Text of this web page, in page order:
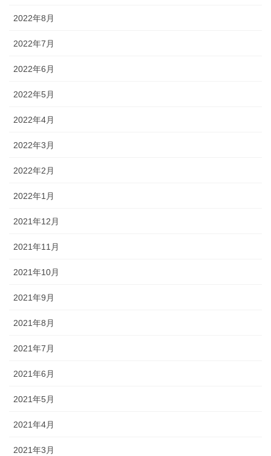
2022年8月
2022年7月
2022年6月
2022年5月
2022年4月
2022年3月
2022年2月
2022年1月
2021年12月
2021年11月
2021年10月
2021年9月
2021年8月
2021年7月
2021年6月
2021年5月
2021年4月
2021年3月